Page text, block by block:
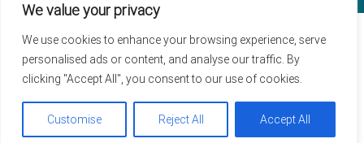
We value your privacy
We use cookies to enhance your browsing experience, serve
personalised ads or content, and analyse our traffic. By
clicking "Accept All", you consent to our use of cookies.
Customise Reject All Accept All
Política de Privacidade e Cookies
Termos e condições de utilização
Listagem das Unidades Hospitalares
Proteção de Dados